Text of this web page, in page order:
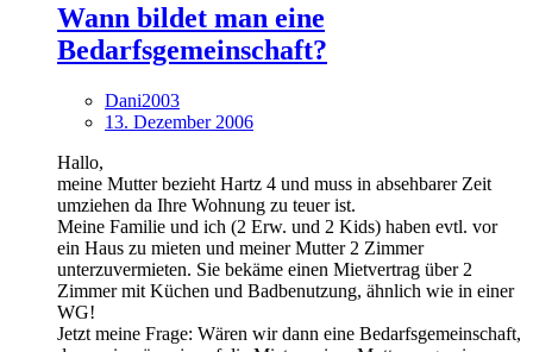
Wann bildet man eine
Bedarfsgemeinschaft?
Dani2003
13. Dezember 2006
Hallo,
meine Mutter bezieht Hartz 4 und muss in absehbarer Zeit
umziehen da Ihre Wohnung zu teuer ist.
Meine Familie und ich (2 Erw. und 2 Kids) haben evtl. vor
ein Haus zu mieten und meiner Mutter 2 Zimmer
unterzuvermieten. Sie bekäme einen Mietvertrag über 2
Zimmer mit Küchen und Badbenutzung, ähnlich wie in einer
WG!
Jetzt meine Frage: Wären wir dann eine Bedarfsgemeinschaft,